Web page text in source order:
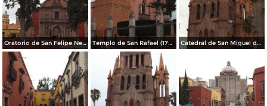
Oratorio de San Felipe Neri (1712). Abril/2014 Templo de San Rafael (1742). Abril/2014 Catedral de San Miguel de estilo gótico. Abril/2014